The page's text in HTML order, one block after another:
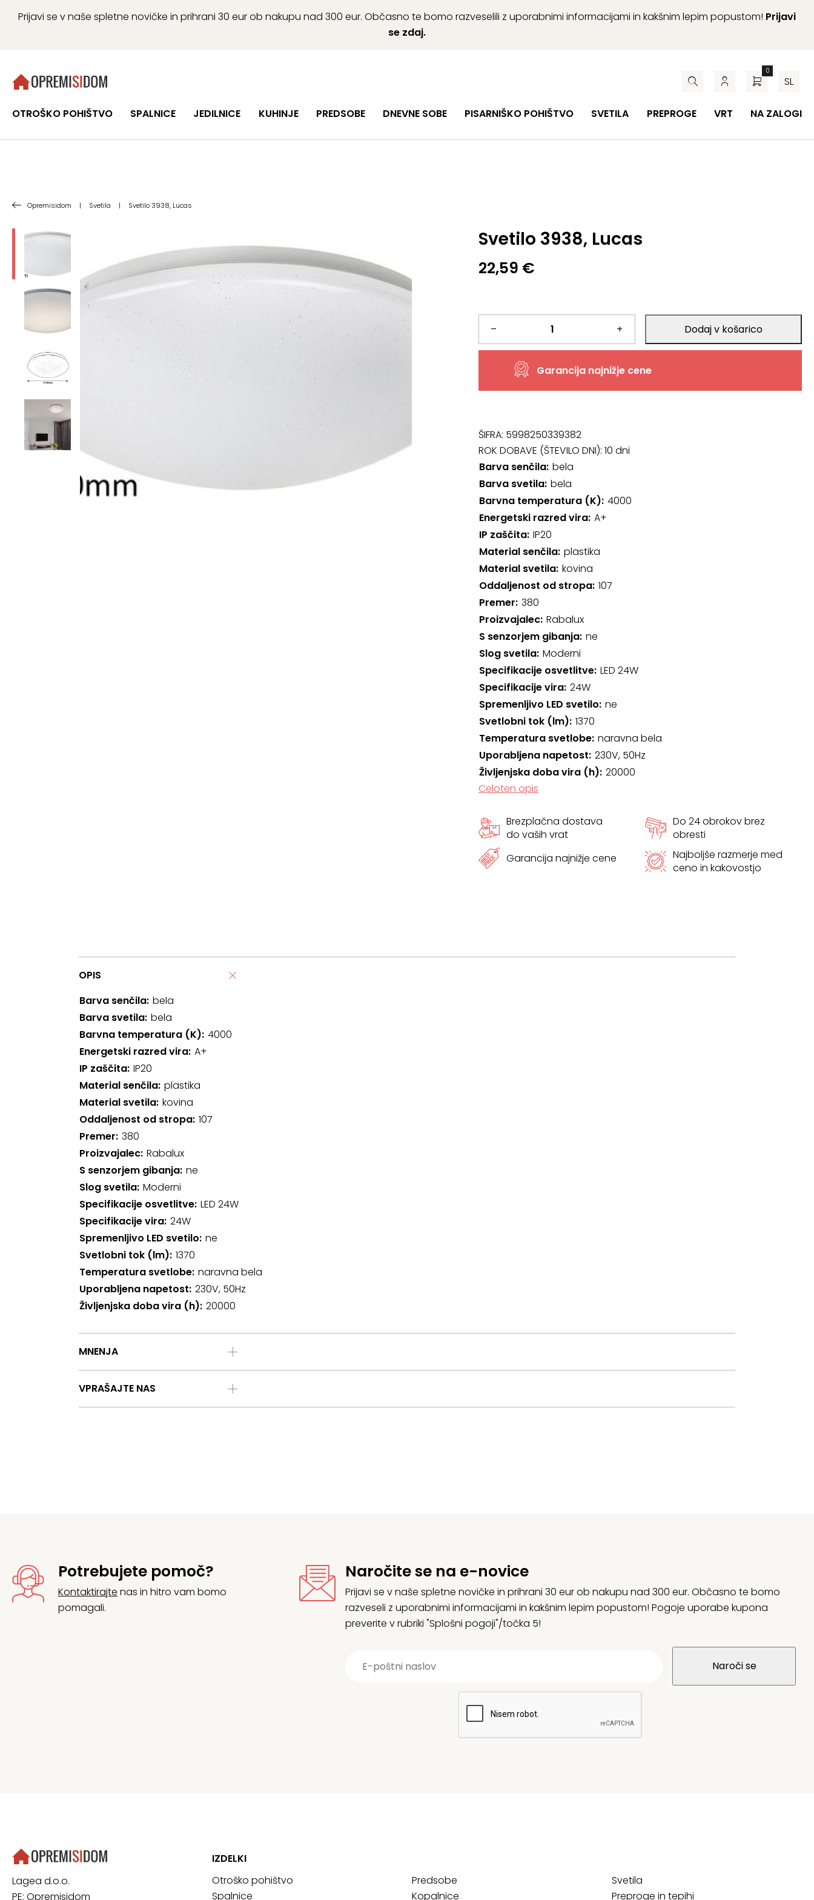
Prijavi se v naše spletne novičke in prihrani 30 eur ob nakupu nad 300 eur. Občasno te bomo razveselili z uporabnimi informacijami in kakšnim lepim popustom! Prijavi
se zdaj.
0
SL
OTROŠKO POHIŠTVO SPALNICE JEDILNICE KUHINJE PREDSOBE DNEVNE SOBE PISARNIŠKO POHIŠTVO SVETILA PREPROGE VRT NA ZALOGI
Opremisidom | Svetila | Svetilo 3938, Lucas
Svetilo 3938, Lucas
22,59 €
–
Svetilo
3938,
+ Dodaj v košarico
Garancija najnižje cene
ŠIFRA: 5998250339382
ROK DOBAVE (ŠTEVILO DNI): 10 dni
Barva senčila bela
Barva svetila bela
Barvna temperatura (K) 4000
Energetski razred vira A+
IP zaščita IP20
Material senčila plastika
Material svetila kovina
Oddaljenost od stropa 107
Premer 380
Proizvajalec Rabalux
S senzorjem gibanja ne
Slog svetila Moderni
Specifikacije osvetlitve LED 24W
Specifikacije vira 24W
Spremenljivo LED svetilo ne
Svetlobni tok (lm) 1370
Temperatura svetlobe naravna bela
Uporabljena napetost 230V, 50Hz
Življenjska doba vira (h) 20000
Celoten opis
Brezplačna dostava
do vaših vrat
Do 24 obrokov brez
obresti
Garancija najnižje cene
Najboljše razmerje med
ceno in kakovostjo
OPIS
Barva senčila bela
Barva svetila bela
Barvna temperatura (K) 4000
Energetski razred vira A+
IP zaščita IP20
Material senčila plastika
Material svetila kovina
Oddaljenost od stropa 107
Premer 380
Proizvajalec Rabalux
S senzorjem gibanja ne
Slog svetila Moderni
Specifikacije osvetlitve LED 24W
Specifikacije vira 24W
Spremenljivo LED svetilo ne
Svetlobni tok (lm) 1370
Temperatura svetlobe naravna bela
Uporabljena napetost 230V, 50Hz
Življenjska doba vira (h) 20000
MNENJA
VPRAŠAJTE NAS
Potrebujete pomoč?
Kontaktirajte nas in hitro vam bomo
pomagali.
Naročite se na e-novice
Prijavi se v naše spletne novičke in prihrani 30 eur ob nakupu nad 300 eur. Občasno te bomo
razveseli z uporabnimi informacijami in kakšnim lepim popustom! Pogoje uporabe kupona
preverite v rubriki "Splošni pogoji"/točka 5!
Lagea d.o.o.
PE: Opremisidom
IZDELKI
Otroško pohištvo
Spalnice
Predsobe
Kopalnice
Svetila
Preproge in tepihi